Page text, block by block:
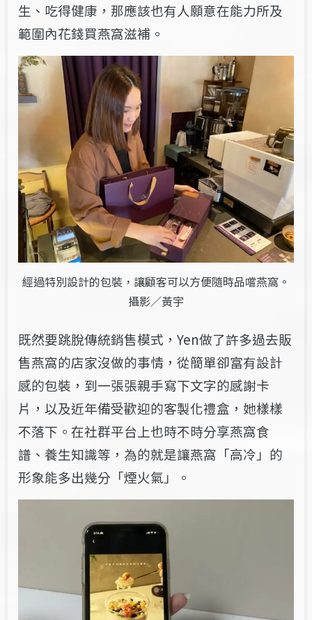
生、吃得健康，那應該也有人願意在能力所及
範圍內花錢買燕窩滋補。
經過特別設計的包裝，讓顧客可以方便隨時品嚐燕窩。
攝影／黃宇
既然要跳脫傳統銷售模式，Yen做了許多過去販
售燕窩的店家沒做的事情，從簡單卻富有設計
感的包裝，到一張張親手寫下文字的感謝卡
片，以及近年備受歡迎的客製化禮盒，她樣樣
不落下。在社群平台上也時不時分享燕窩食
譜、養生知識等，為的就是讓燕窩「高冷」的
形象能多出幾分「煙火氣」。